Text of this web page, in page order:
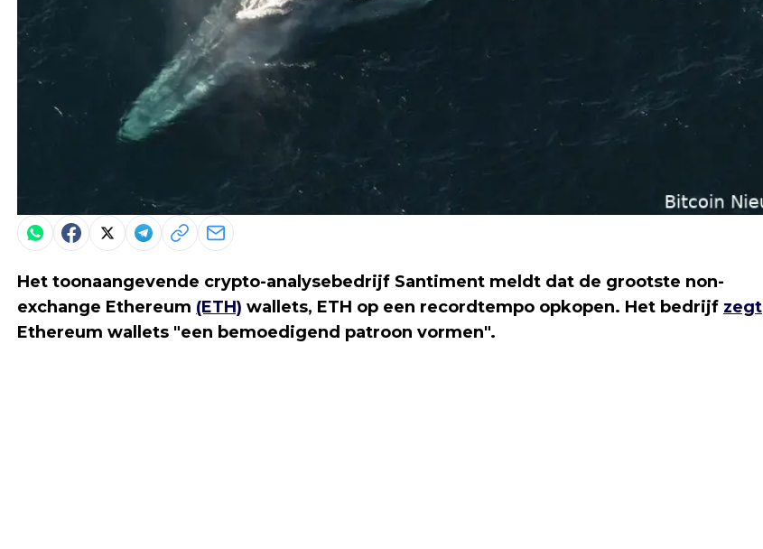
Het toonaangevende crypto-analysebedrijf Santiment meldt dat de grootste non-
exchange Ethereum (ETH) wallets, ETH op een recordtempo opkopen. Het bedrijf zegt
Ethereum wallets "een bemoedigend patroon vormen".